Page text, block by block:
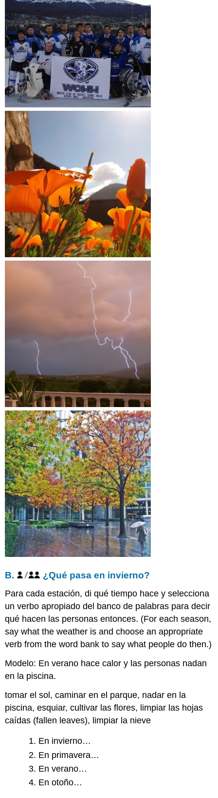
B. ¿Qué pasa en invierno?
Para cada estación, di qué tiempo hace y selecciona
un verbo apropiado del banco de palabras para decir
qué hacen las personas entonces. (For each season,
say what the weather is and choose an appropriate
verb from the word bank to say what people do then.)
Modelo: En verano hace calor y las personas nadan
en la piscina.
tomar el sol, caminar en el parque, nadar en la
piscina, esquiar, cultivar las flores, limpiar las hojas
caídas (fallen leaves), limpiar la nieve
En invierno…
En primavera…
En verano…
En otoño…